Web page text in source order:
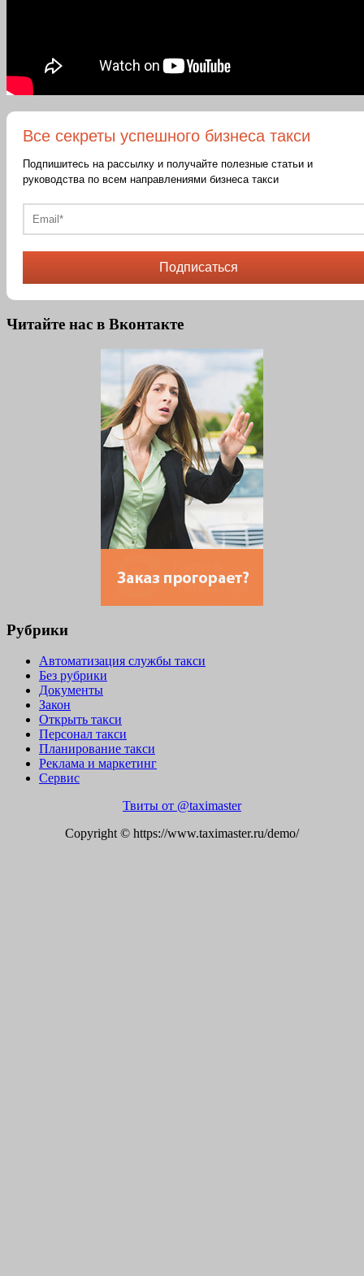
Все секреты успешного бизнеса такси
Подпишитесь на рассылку и получайте полезные статьи и
руководства по всем направлениями бизнеса такси
Подписаться
Читайте нас в Вконтакте
Рубрики
Автоматизация службы такси
Без рубрики
Документы
Закон
Открыть такси
Персонал такси
Планирование такси
Реклама и маркетинг
Сервис
Твиты от @taximaster
Copyright © https://www.taximaster.ru/demo/